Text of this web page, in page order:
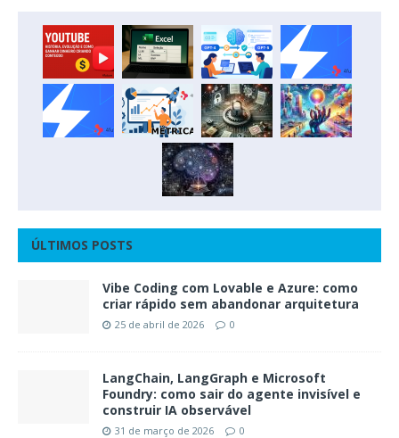
ÚLTIMOS POSTS
Vibe Coding com Lovable e Azure: como
criar rápido sem abandonar arquitetura
25 de abril de 2026 0
LangChain, LangGraph e Microsoft
Foundry: como sair do agente invisível e
construir IA observável
31 de março de 2026 0